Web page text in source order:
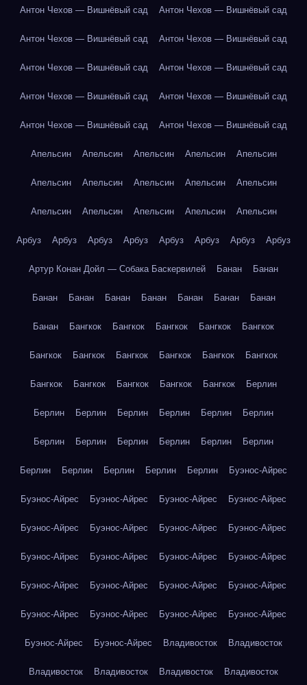
Антон Чехов — Вишнёвый сад Антон Чехов — Вишнёвый сад
Антон Чехов — Вишнёвый сад Антон Чехов — Вишнёвый сад
Антон Чехов — Вишнёвый сад Антон Чехов — Вишнёвый сад
Антон Чехов — Вишнёвый сад Антон Чехов — Вишнёвый сад
Антон Чехов — Вишнёвый сад Антон Чехов — Вишнёвый сад
Апельсин Апельсин Апельсин Апельсин Апельсин
Апельсин Апельсин Апельсин Апельсин Апельсин
Апельсин Апельсин Апельсин Апельсин Апельсин
Арбуз Арбуз Арбуз Арбуз Арбуз Арбуз Арбуз Арбуз
Артур Конан Дойл — Собака Баскервилей Банан Банан
Банан Банан Банан Банан Банан Банан Банан
Банан Бангкок Бангкок Бангкок Бангкок Бангкок
Бангкок Бангкок Бангкок Бангкок Бангкок Бангкок
Бангкок Бангкок Бангкок Бангкок Бангкок Берлин
Берлин Берлин Берлин Берлин Берлин Берлин
Берлин Берлин Берлин Берлин Берлин Берлин
Берлин Берлин Берлин Берлин Берлин Буэнос-Айрес
Буэнос-Айрес Буэнос-Айрес Буэнос-Айрес Буэнос-Айрес
Буэнос-Айрес Буэнос-Айрес Буэнос-Айрес Буэнос-Айрес
Буэнос-Айрес Буэнос-Айрес Буэнос-Айрес Буэнос-Айрес
Буэнос-Айрес Буэнос-Айрес Буэнос-Айрес Буэнос-Айрес
Буэнос-Айрес Буэнос-Айрес Буэнос-Айрес Буэнос-Айрес
Буэнос-Айрес Буэнос-Айрес Владивосток Владивосток
Владивосток Владивосток Владивосток Владивосток